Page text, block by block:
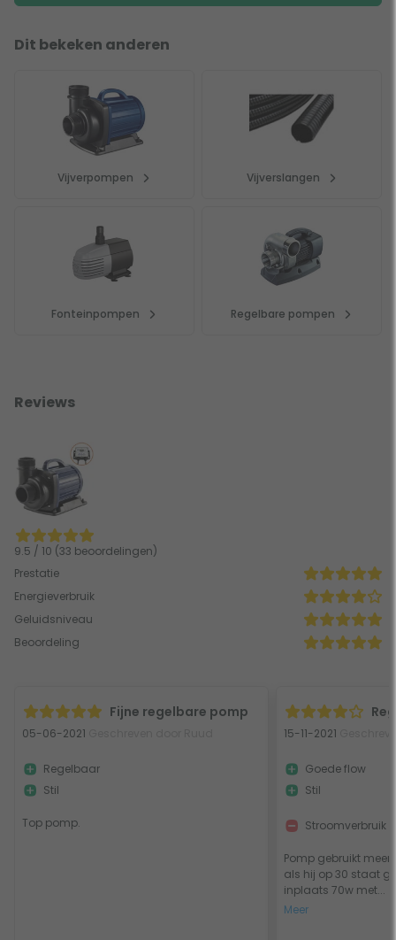
Dit bekeken anderen
Vijverpompen Vijverslangen
Fonteinpompen Regelbare pompen
Reviews
9.5 / 10 (33 beoordelingen)
Prestatie
Energieverbruik
Geluidsniveau
Beoordeling
Fijne regelbare pomp
05-06-2021
Top pomp.
Regelbaar
Stil
15-11-2021
Pomp gebruikt
als hij op 30 staat
inplaats 70w met...
Meer
Goede flow
Stil
Stroomverbruik